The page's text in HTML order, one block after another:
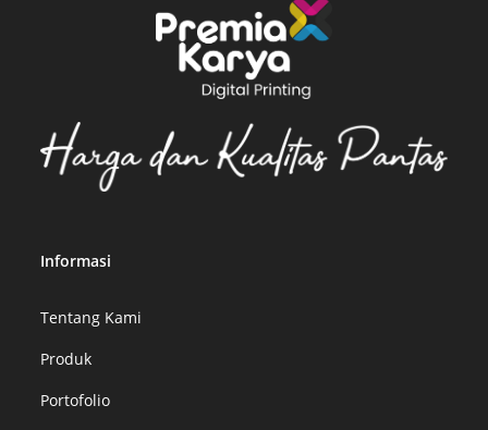
Informasi
Tentang Kami
Produk
Portofolio